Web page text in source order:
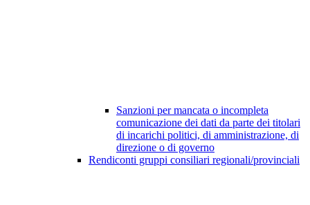
Sanzioni per mancata o incompleta
comunicazione dei dati da parte dei titolari
di incarichi politici, di amministrazione, di
direzione o di governo
Rendiconti gruppi consiliari regionali/provinciali